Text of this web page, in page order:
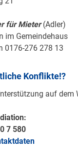
für Mieter(Adler)
im Gemeindehaus
0176-276 278 13
Konflikte!?
auf dem
7 580